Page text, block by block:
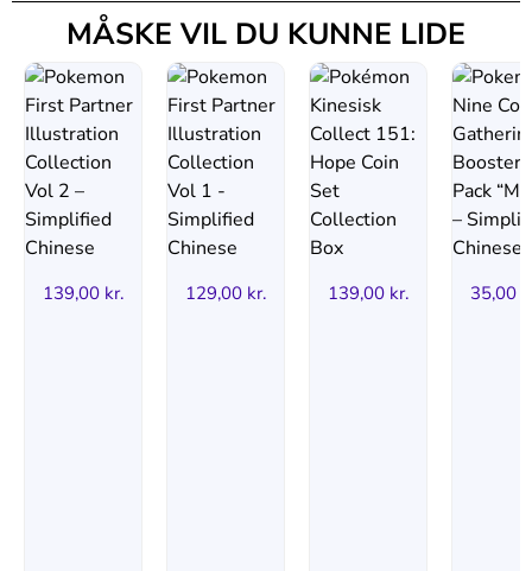
MÅSKE VIL DU KUNNE LIDE
139,00 kr. 129,00 kr. 139,00 kr. 35,00